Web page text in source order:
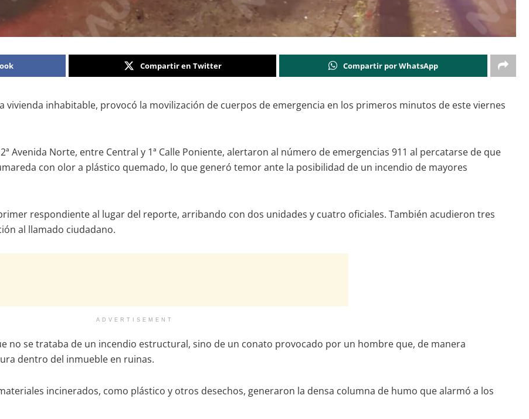
Compartir en Twitter Compartir por WhatsApp
vivienda inhabitable, provocó la movilización de cuerpos de emergencia en los primeros minutos de este viernes
Avenida Norte, entre Central y 1ª Calle Poniente, alertaron al número de emergencias 911 al percatarse de que
con olor a plástico quemado, lo que generó temor ante la posibilidad de un incendio de mayores
respondiente al lugar del reporte, arribando con dos unidades y cuatro oficiales. También acudieron tres
al llamado ciudadano.
ADVERTISEMENT
no se trataba de un incendio estructural, sino de un conato provocado por un hombre que, de manera
dentro del inmueble en ruinas.
incinerados, como plástico y otros desechos, generaron la densa columna de humo que alarmó a los